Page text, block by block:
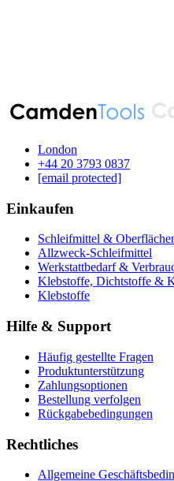
London
‪+44 20 3793 0837‬
[email protected]
Einkaufen
Schleifmittel &
Allzweck-Schleifmittel
Werkstattbedarf &
Klebstoffe, Dichtstoffe &
Klebstoffe
Hilfe & Support
Häufig gestellte Fragen
Produktunterstützung
Zahlungsoptionen
Bestellung verfolgen
Rückgabebedingungen
Rechtliches
Allgemeine